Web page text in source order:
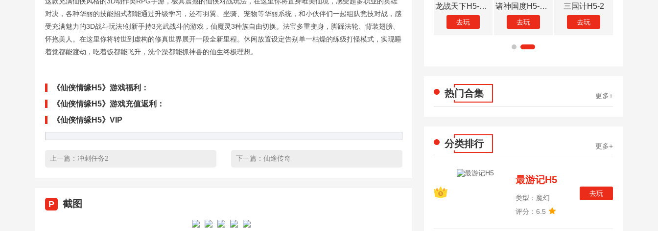
对决，各种华丽的技能招式都能通过升级学习，还有羽翼、坐骑、宠物等华丽系统，和小伙伴们一起组队竞技对战，感
受充满魅力的3D战斗玩法!创新手持3光武战斗的游戏，仙魔灵3种族自由切换。法宝多重变身，脚踩法轮、背装翅膀、
怀抱美人。在这里你将转世到虚构的修真世界展开一段全新里程。休闲放置设定告别单一枯燥的练级打怪模式，实现睡
着觉都能渡劫，吃着饭都能飞升，洗个澡都能抓神兽的仙生终极理想。
《仙侠情缘H5》游戏福利：
《仙侠情缘H5》游戏充值返利：
《仙侠情缘H5》VIP
上一篇： 冲刺任务2 下一篇： 仙途传奇
P 截图
龙战天下H5-乱斗三国
去玩
诸神国度H5-炫酷格斗
去玩
三国计H5-2
去玩
官方通知
去玩
勇者传说2暗黑崛起H5
去玩
热血之刃H5
去玩
龙战天下H5-乱斗三国
去玩
诸神国度H5-炫酷格斗
去玩
三国计H5-2
去玩
热门合集 更多+
分类排行 更多+
最游记H5
类型：魔幻
评分：6.5
去玩